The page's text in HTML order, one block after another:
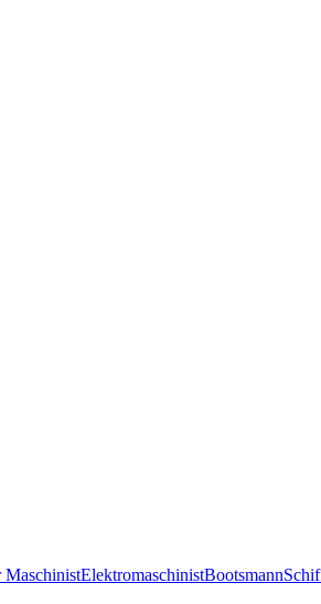
ElektromaschinistBootsmann